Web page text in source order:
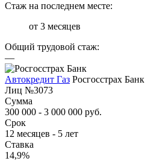
Стаж на последнем месте:
от 3 месяцев
Общий трудовой стаж:
—
Автокредит Газ Росгосстрах Банк
Лиц №3073
Сумма
300 000 - 3 000 000 руб.
Срок
12 месяцев - 5 лет
Ставка
14,9%